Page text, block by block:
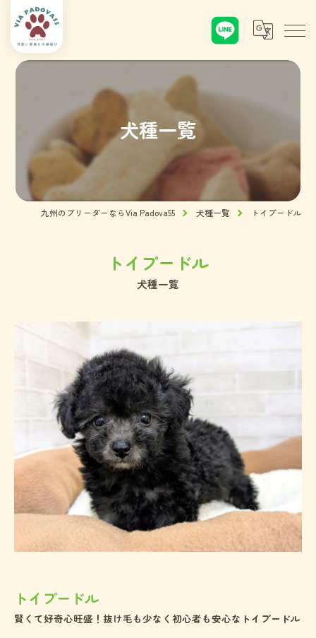
犬種一覧
九州のブリーダーならVia Padova55 犬種一覧 トイプードル
犬種一覧
トイプードル
トイプードル
賢くて好奇心旺盛！抜け毛も少なく初心者も安心なトイプードル